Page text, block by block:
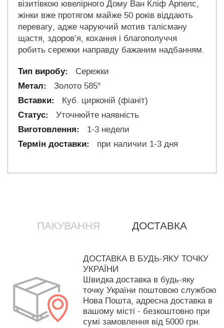
візитівкою ювелірного Дому Ван Кліф Арпелс,
жінки вже протягом майже 50 років віддають
перевагу, адже чаруючий мотив талісману
щастя, здоров’я, кохання і благополуччя
робить сережки направду бажаним надбанням.
Сережки
Золото 585°
Куб. цирконій (фіаніт)
Уточнюйте наявність
1-3 недели
при наличии 1-3 дня
ПАКУВАННЯ ДОСТАВКА
ДОСТАВКА В БУДЬ-ЯКУ ТОЧКУ
УКРАЇНИ
Швидка доставка в будь-яку
точку України поштовою службою
Нова Пошта, адресна доставка в
вашому місті - безкоштовно при
сумі замовлення від 5000 грн.